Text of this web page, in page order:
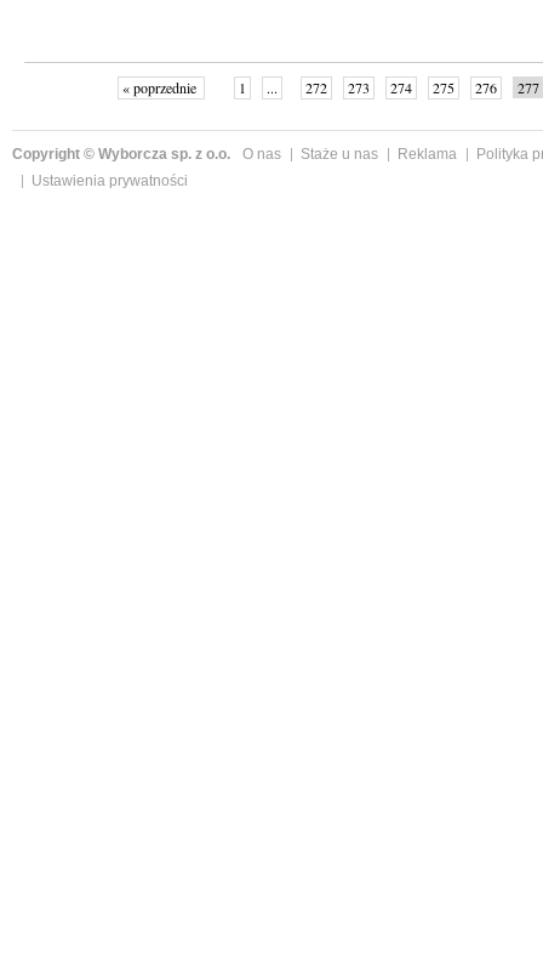
« poprzednie 1 ... 272 273 274 275 276 277
Copyright © Wyborcza sp. z o.o. O nas Staże u nas Reklama
Polityka
Ustawienia prywatności